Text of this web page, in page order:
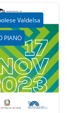
Valdelsa
PIANO